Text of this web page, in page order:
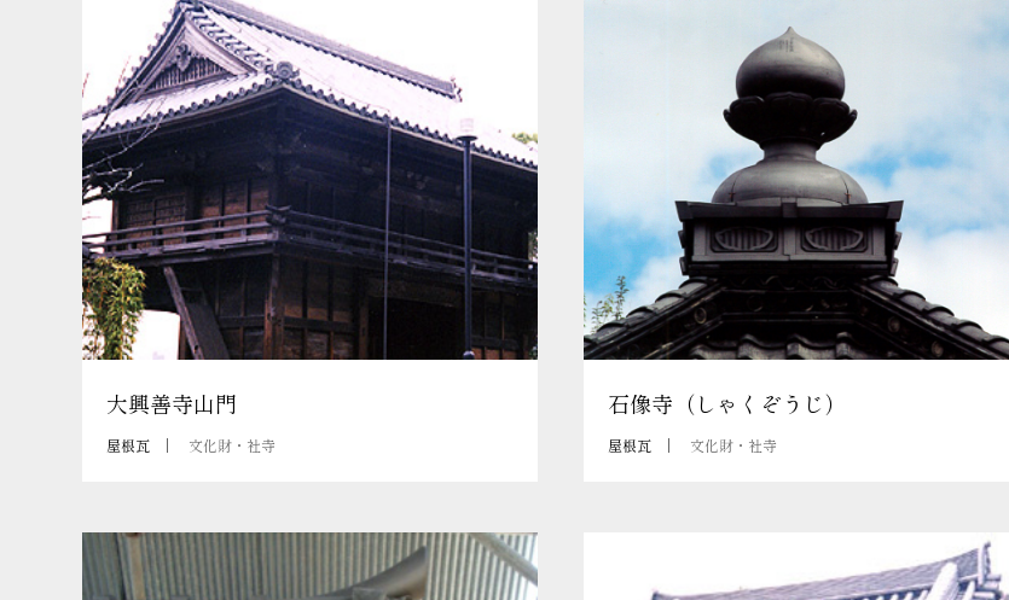
大興善寺山門
屋根瓦 文化財・社寺
石像寺（しゃくぞうじ）
屋根瓦 文化財・社寺